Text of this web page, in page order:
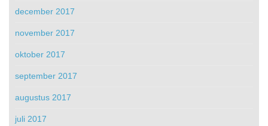
december 2017
november 2017
oktober 2017
september 2017
augustus 2017
juli 2017